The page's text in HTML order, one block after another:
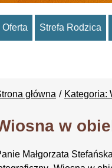
Oferta Strefa Rodzica
główna Kategoria:
w
Małgorzata